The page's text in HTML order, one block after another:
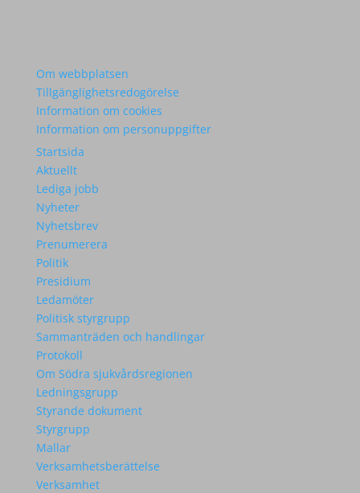
Om webbplatsen
Tillgänglighetsredogörelse
Information om cookies
Information om personuppgifter
Startsida
Aktuellt
Lediga jobb
Nyheter
Nyhetsbrev
Prenumerera
Politik
Presidium
Ledamöter
Politisk styrgrupp
Sammanträden och handlingar
Protokoll
Om Södra sjukvårdsregionen
Ledningsgrupp
Styrande dokument
Styrgrupp
Mallar
Verksamhetsberättelse
Verksamhet